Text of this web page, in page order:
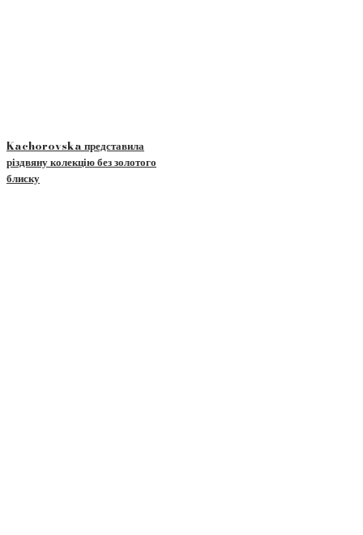
Kachorovska представила
різдвяну колекцію без золотого
блиску